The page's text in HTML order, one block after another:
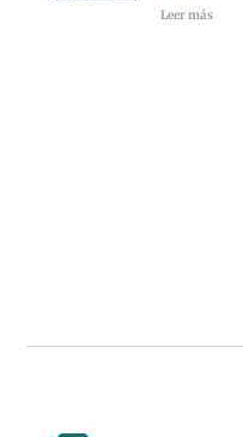
Leer más